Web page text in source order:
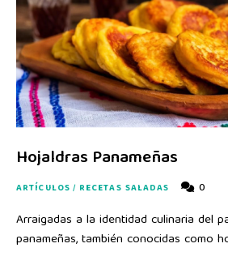
Hojaldras Panameñas
ARTÍCULOS / RECETAS SALADAS 0
Arraigadas a la identidad culinaria del
panameñas, también conocidas como